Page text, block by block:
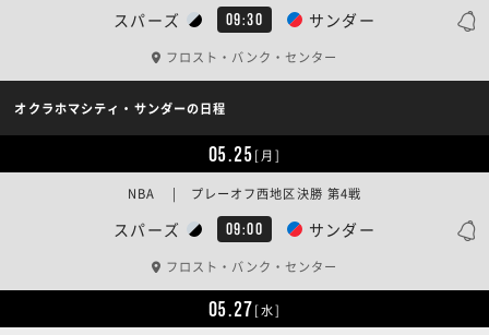
スパーズ 09:30 サンダー
フロスト・バンク・センター
オクラホマシティ・サンダーの日程
05.25[月]
スパーズ 09:00 サンダー
NBA | プレーオフ西地区決勝 第4戦
フロスト・バンク・センター
05.27[水]